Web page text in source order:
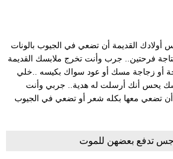
أولادك القديمة أن تضعي في الجيوب بالونات
فرحتين.. جرب وأنت تخرج ملابسك القديمة
أو زجاجة مسك أو عود سواك بكيسه ..خلي
يحس أنك أرسلت له هدية.. جربي وأنت
أن تضعي معها بكله شعر أو تضعي في الجيوب
تدفع بعضهن للموت